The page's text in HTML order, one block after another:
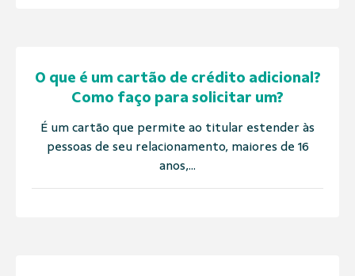
O que é um cartão de crédito adicional?
Como faço para solicitar um?
É um cartão que permite ao titular estender às
pessoas de seu relacionamento, maiores de 16
anos,...